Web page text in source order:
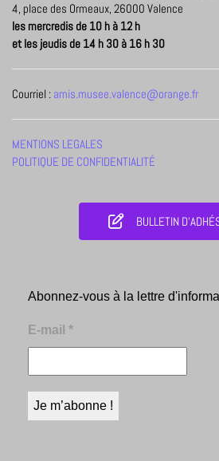
4, place des Ormeaux, 26000 Valence
les mercredis de 10 h à 12 h
et les jeudis de 14 h 30 à 16 h 30
Courriel : amis.musee.valence@orange.fr
MENTIONS LEGALES
POLITIQUE DE CONFIDENTIALITÉ
BULLETIN
Abonnez-vous à la lettre
E-mail *